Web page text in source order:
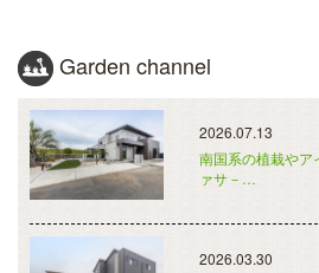
Garden channel
2026.07.13
南国系の植栽やア
ァサ－…
2026.03.30